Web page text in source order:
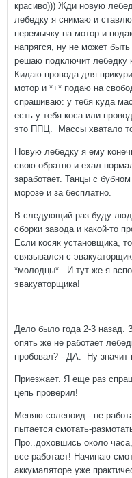
красиво))) Жди новую
лебедку я снимаю и
перемычку на мотор и
напрягся, ну не может
решаю подключит лебедку
Кидаю провода для
мотор и *+* подаю на
спрашиваю: у тебя куда
есть у тебя коса или
это ППЦ. Массы хватало
Новую лебедку я ему
свою обратно и ехал
заработает. Танцы с
морозе и за бесплатно.
В следующий раз буду
сборки завода и какой-то
Если косяк установщика,
связывался с
*молодцы*. И тут же я
эвакуаторщика!
Дело было года 2-3 назад.
опять же не работает
пробовал? - ДА. Ну значит
Приезжает. Я еще раз
цепь проверил!
Меняю соленоид - не
пытается смотать-
Про..доховшись около
все работает! Начинаю
аккумаляторе уже